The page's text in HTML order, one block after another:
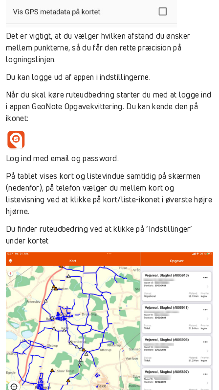
Det er vigtigt, at du vælger hvilken afstand du ønsker
mellem punkterne, så du får den rette præcision på
logningslinjen.
Du kan logge ud af appen i indstillingerne.
Når du skal køre ruteudbedring starter du med at logge ind
i appen GeoNote Opgavekvittering. Du kan kende den på
ikonet:
Log ind med email og password.
På tablet vises kort og listevindue samtidig på skærmen
(nedenfor), på telefon vælger du mellem kort og
listevisning ved at klikke på kort/liste-ikonet i øverste højre
hjørne.
Du finder ruteudbedring ved at klikke på ‘Indstillinger’
under kortet